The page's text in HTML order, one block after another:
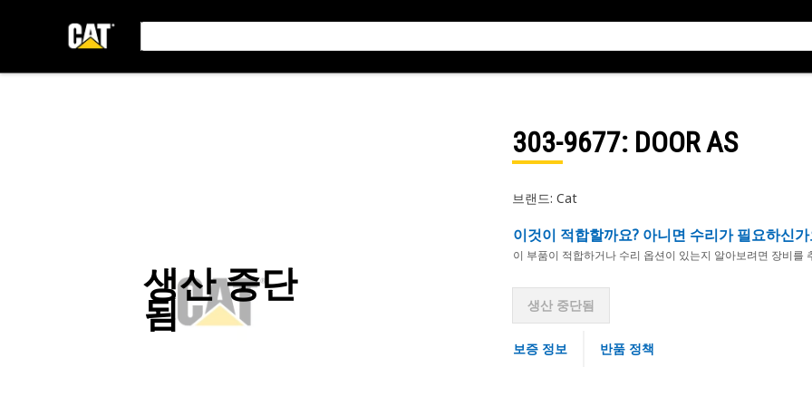
생산 중단
됨
303-9677: DOOR AS
브랜드: Cat
이것이 적합할까요? 아니면 수리가 필요하신가
이 부품이 적합하거나 수리 옵션이 있는지 알아보려면 장비를
생산 중단됨
보증 정보 반품 정책